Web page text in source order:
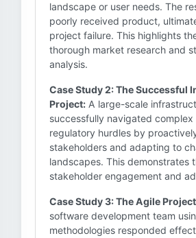
landscape or user needs. The
poorly received product,
project failure. This highlights
thorough market research and
analysis.
Case Study 2: The Successful
Project: A large-scale
successfully navigated complex
regulatory hurdles by
stakeholders and adapting to
landscapes. This demonstrates
stakeholder engagement and
Case Study 3: The Agile
software development team
methodologies responded